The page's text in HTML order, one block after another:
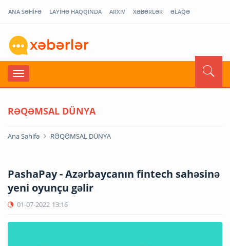
ANA SƏHİFƏ LAYİHƏ HAQQINDA ARXİV XƏBƏRLƏR ƏLAQƏ
RƏQƏMSAL DÜNYA
Ana Səhifə RƏQƏMSAL DÜNYA
PashaPay - Azərbaycanın fintech sahəsinə
yeni oyunçu gəlir
01-07-2022 13:16